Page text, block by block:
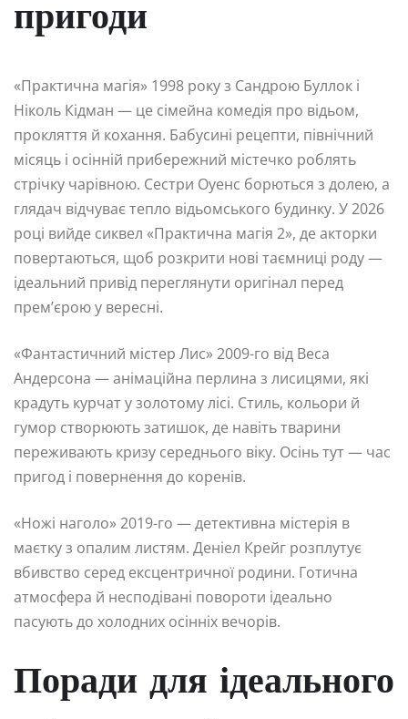
пригоди
«Практична магія» 1998 року з Сандрою Буллок і
Ніколь Кідман — це сімейна комедія про відьом,
прокляття й кохання. Бабусині рецепти, північний
місяць і осінній прибережний містечко роблять
стрічку чарівною. Сестри Оуенс борються з долею, а
глядач відчуває тепло відьомського будинку. У 2026
році вийде сиквел «Практична магія 2», де акторки
повертаються, щоб розкрити нові таємниці роду —
ідеальний привід переглянути оригінал перед
прем’єрою у вересні.
«Фантастичний містер Лис» 2009-го від Веса
Андерсона — анімаційна перлина з лисицями, які
крадуть курчат у золотому лісі. Стиль, кольори й
гумор створюють затишок, де навіть тварини
переживають кризу середнього віку. Осінь тут — час
пригод і повернення до коренів.
«Ножі наголо» 2019-го — детективна містерія в
маєтку з опалим листям. Деніел Крейг розплутує
вбивство серед ексцентричної родини. Готична
атмосфера й несподівані повороти ідеально
пасують до холодних осінніх вечорів.
Поради для ідеального